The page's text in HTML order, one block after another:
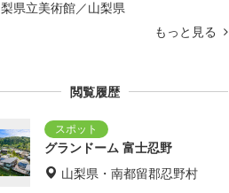
県立美術館／山梨県
もっと見る
閲覧履歴
グランドーム 富士忍野
山梨県・南都留郡忍野村